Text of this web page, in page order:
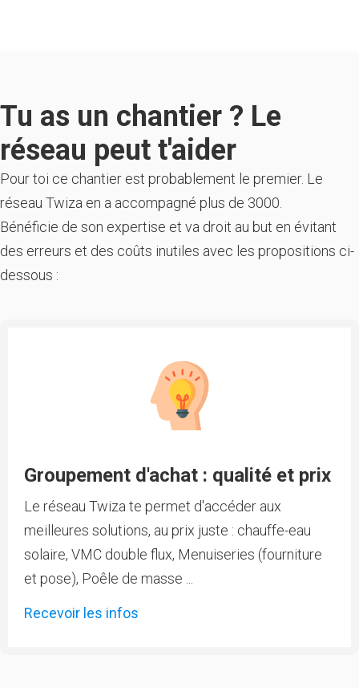
Tu as un chantier ? Le
réseau peut t'aider
Pour toi ce chantier est probablement le premier. Le
réseau Twiza en a accompagné plus de 3000.
Bénéficie de son expertise et va droit au but en évitant
des erreurs et des coûts inutiles avec les propositions ci-
dessous :
Groupement d'achat : qualité et prix
Le réseau Twiza te permet d'accéder aux
meilleures solutions, au prix juste : chauffe-eau
solaire, VMC double flux, Menuiseries (fourniture
et pose), Poêle de masse ...
Recevoir les infos